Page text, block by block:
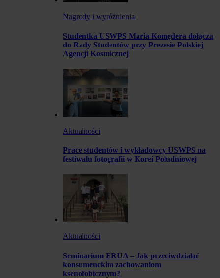
Nagrody i wyróżnienia
Studentka USWPS Maria Komędera dołącza
do Rady Studentów przy Prezesie Polskiej
Agencji Kosmicznej
Aktualności
Prace studentów i wykładowcy USWPS na
festiwalu fotografii w Korei Południowej
Aktualności
Seminarium ERUA – Jak przeciwdziałać
konsumenckim zachowaniom
ksenofobicznym?